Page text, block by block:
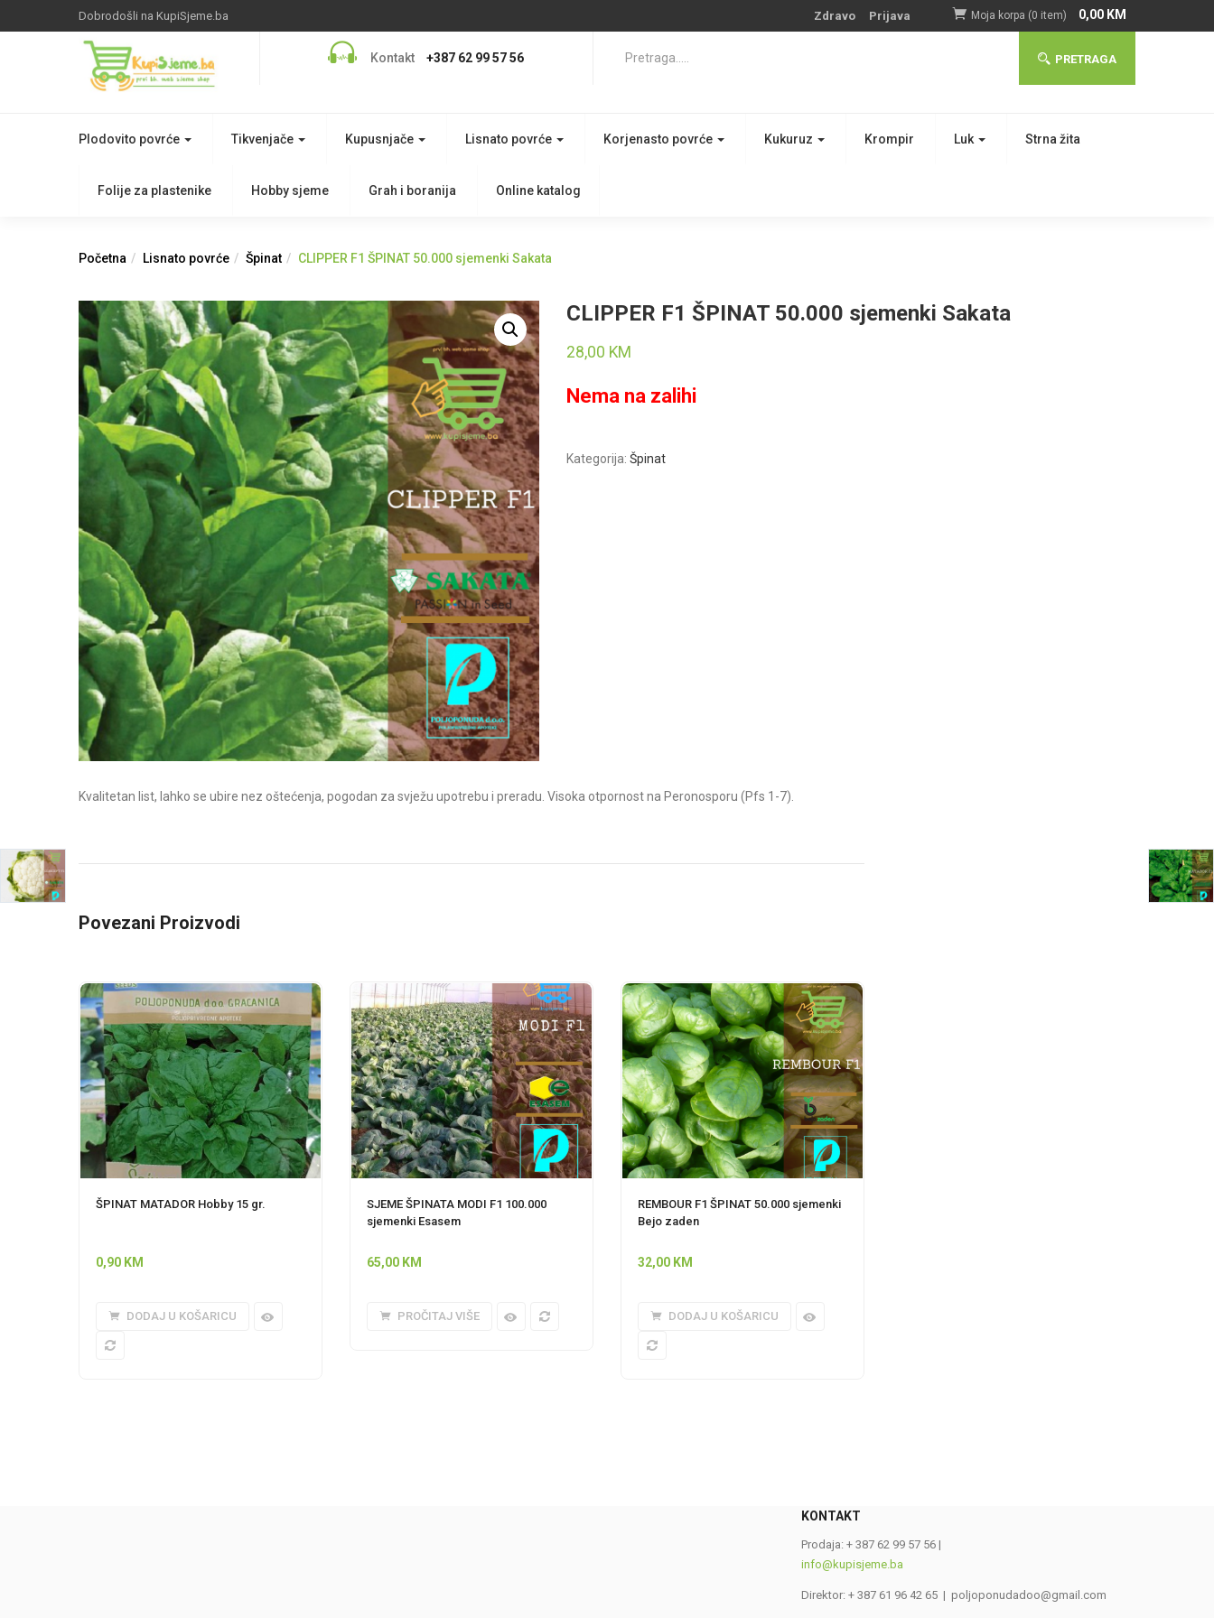
Dobrodošli na KupiSjeme.ba Zdravo Prijava Moja korpa (0 item) 0,00 KM
Kontakt +387 62 99 57 56 PRETRAGA
Plodovito povrće Tikvenjače Kupusnjače Lisnato povrće Korjenasto povrće Kukuruz Krompir Luk Strna žita
Folije za plastenike Hobby sjeme Grah i boranija Online katalog
Početna Lisnato povrće Špinat CLIPPER F1 ŠPINAT 50.000 sjemenki Sakata
CLIPPER F1 ŠPINAT 50.000 sjemenki Sakata
28,00 KM
Nema na zalihi
Kategorija: Špinat
Kvalitetan list, lahko se ubire nez oštećenja, pogodan za svježu upotrebu i preradu. Visoka otpornost na Peronosporu (Pfs 1-7).
Povezani Proizvodi
ŠPINAT MATADOR Hobby 15 gr.
0,90 KM
DODAJ U KOŠARICU
SJEME ŠPINATA MODI F1 100.000
sjemenki Esasem
65,00 KM
PROČITAJ VIŠE
REMBOUR F1 ŠPINAT 50.000 sjemenki
Bejo zaden
32,00 KM
DODAJ U KOŠARICU
KONTAKT
Prodaja: + 387 62 99 57 56 |
info@kupisjeme.ba
Direktor: + 387 61 96 42 65 | poljoponudadoo@gmail.com